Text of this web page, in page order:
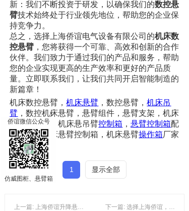
新：我们不断投资于研发，以确保我们的数控悬
臂技术始终处于行业领先地位，帮助您的企业保
持竞争力。
总之，选择上海侨谊电气设备有限公司的机床数
控悬臂 ，您将获得一个可靠、高效和创新的合作
伙伴。我们致力于通过我们的产品和服务，帮助
您的企业实现更高的生产效率和更好的产品质
量。立即联系我们，让我们共同开启智能制造的
新篇章！
机床数控悬臂，机床悬臂 ，数控悬臂，机床吊
臂 ，数控机床悬臂，悬臂组件，悬臂支架 ，机床
悬臂连接件，机床悬吊臂控制箱 ，悬臂控制箱配
件，数控机床悬臂控制箱，机床悬臂操作箱厂家
1 显示全部
上一篇: 上海侨谊升降悬臂领域的卓越之选 下一篇: 选择上海侨谊，仿威图APXM斜面操作台的明智之选
×
侨谊微信公众号
仿威图柜、悬臂箱